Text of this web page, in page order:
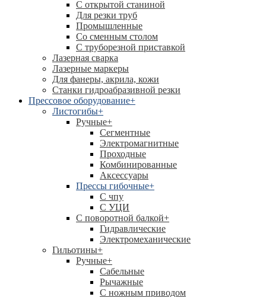
С открытой станиной
Для резки труб
Промышленные
Со сменным столом
С труборезной приставкой
Лазерная сварка
Лазерные маркеры
Для фанеры, акрила, кожи
Станки гидроабразивной резки
Прессовое оборудование+
Листогибы+
Ручные+
Сегментные
Электромагнитные
Проходные
Комбинированные
Аксессуары
Прессы гибочные+
C чпу
С УЦИ
С поворотной балкой+
Гидравлические
Электромеханические
Гильотины+
Ручные+
Сабельные
Рычажные
С ножным приводом